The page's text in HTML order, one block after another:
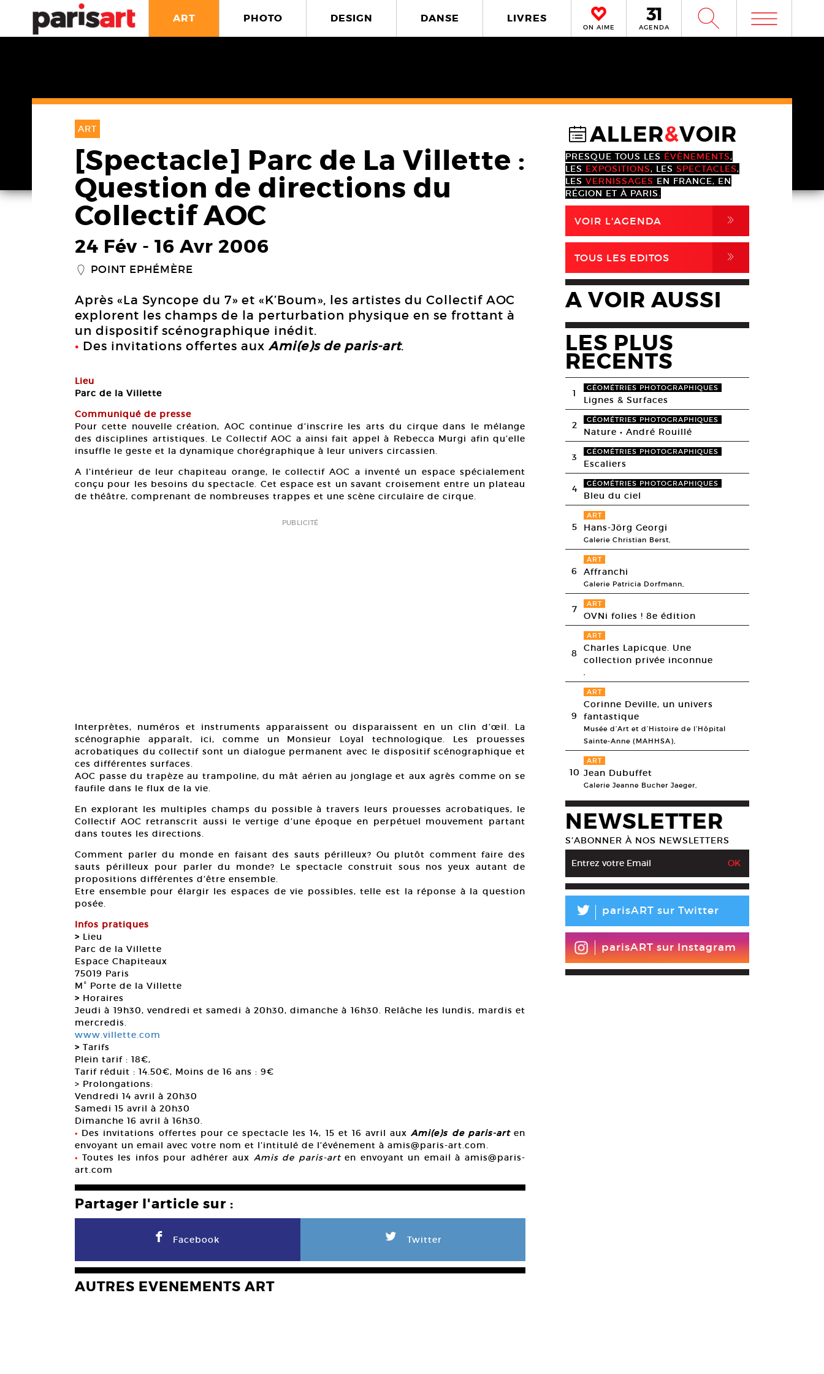
ART PHOTO DESIGN DANSE LIVRES
ON AIME AGENDA W m
ART
[Spectacle] Parc de La Villette :
Question de directions du
Collectif AOC
24 Fév - 16 Avr 2006
_ POINT EPHÉMÈRE
Après «La Syncope du 7» et «K’Boum», les artistes du Collectif AOC
explorent les champs de la perturbation physique en se frottant à
un dispositif scénographique inédit.
• Des invitations offertes aux Ami(e)s de paris-art.
Lieu
Parc de la Villette
Communiqué de presse
Pour cette nouvelle création, AOC continue d’inscrire les arts du cirque dans le mélange
des disciplines artistiques. Le Collectif AOC a ainsi fait appel à Rebecca Murgi afin qu’elle
insuffle le geste et la dynamique chorégraphique à leur univers circassien.
A l’intérieur de leur chapiteau orange, le collectif AOC a inventé un espace spécialement
conçu pour les besoins du spectacle. Cet espace est un savant croisement entre un plateau
de théâtre, comprenant de nombreuses trappes et une scène circulaire de cirque.
PUBLICITÉ
Interprètes, numéros et instruments apparaissent ou disparaissent en un clin d’œil. La
scénographie apparaît, ici, comme un Monsieur Loyal technologique. Les prouesses
acrobatiques du collectif sont un dialogue permanent avec le dispositif scénographique et
ces différentes surfaces.
AOC passe du trapèze au trampoline, du mât aérien au jonglage et aux agrès comme on se
faufile dans le flux de la vie.
En explorant les multiples champs du possible à travers leurs prouesses acrobatiques, le
Collectif AOC retranscrit aussi le vertige d’une époque en perpétuel mouvement partant
dans toutes les directions.
Comment parler du monde en faisant des sauts périlleux? Ou plutôt comment faire des
sauts périlleux pour parler du monde? Le spectacle construit sous nos yeux autant de
propositions différentes d’être ensemble.
Etre ensemble pour élargir les espaces de vie possibles, telle est la réponse à la question
posée.
Infos pratiques
> Lieu
Parc de la Villette
Espace Chapiteaux
75019 Paris
M° Porte de la Villette
> Horaires
Jeudi à 19h30, vendredi et samedi à 20h30, dimanche à 16h30. Relâche les lundis, mardis et
mercredis.
www.villette.com
> Tarifs
Plein tarif : 18€,
Tarif réduit : 14.50€, Moins de 16 ans : 9€
> Prolongations:
Vendredi 14 avril à 20h30
Samedi 15 avril à 20h30
Dimanche 16 avril à 16h30.
• Des invitations offertes pour ce spectacle les 14, 15 et 16 avril auxAmi(e)s de paris-arten
envoyant un email avec votre nom et l’intitulé de l’événement à amis@paris-art.com.
• Toutes les infos pour adhérer aux Amis de paris-arten envoyant un email à amis@paris-
art.com
Partager l'article sur :
F Facebook L Twitter
AUTRES EVENEMENTS ART
@ALLER&VOIR
PRESQUE TOUS LES ÉVÈNEMENTS,
LES EXPOSITIONS, LES SPECTACLES,
LES VERNISSAGES EN FRANCE, EN
RÉGION ET À PARIS.
VOIR L'AGENDA ,
TOUS LES EDITOS ,
A VOIR AUSSI
LES PLUS
RECENTS
1 GÉOMÉTRIES PHOTOGRAPHIQUES
Lignes & Surfaces
2 GÉOMÉTRIES PHOTOGRAPHIQUES
Nature • André Rouillé
3 GÉOMÉTRIES PHOTOGRAPHIQUES
Escaliers
4 GÉOMÉTRIES PHOTOGRAPHIQUES
Bleu du ciel
5
ART
Hans-Jörg Georgi
Galerie Christian Berst,
6
ART
Affranchi
Galerie Patricia Dorfmann,
7 ART
OVNi folies ! 8e édition
8
ART
Charles Lapicque. Une
collection privée inconnue
,
9
ART
Corinne Deville, un univers
fantastique
Musée d’Art et d’Histoire de l’Hôpital
Sainte-Anne (MAHHSA),
10
ART
Jean Dubuffet
Galerie Jeanne Bucher Jaeger,
NEWSLETTER
S’ABONNER À NOS NEWSLETTERS
L parisART sur Twitter
parisART sur Instagram